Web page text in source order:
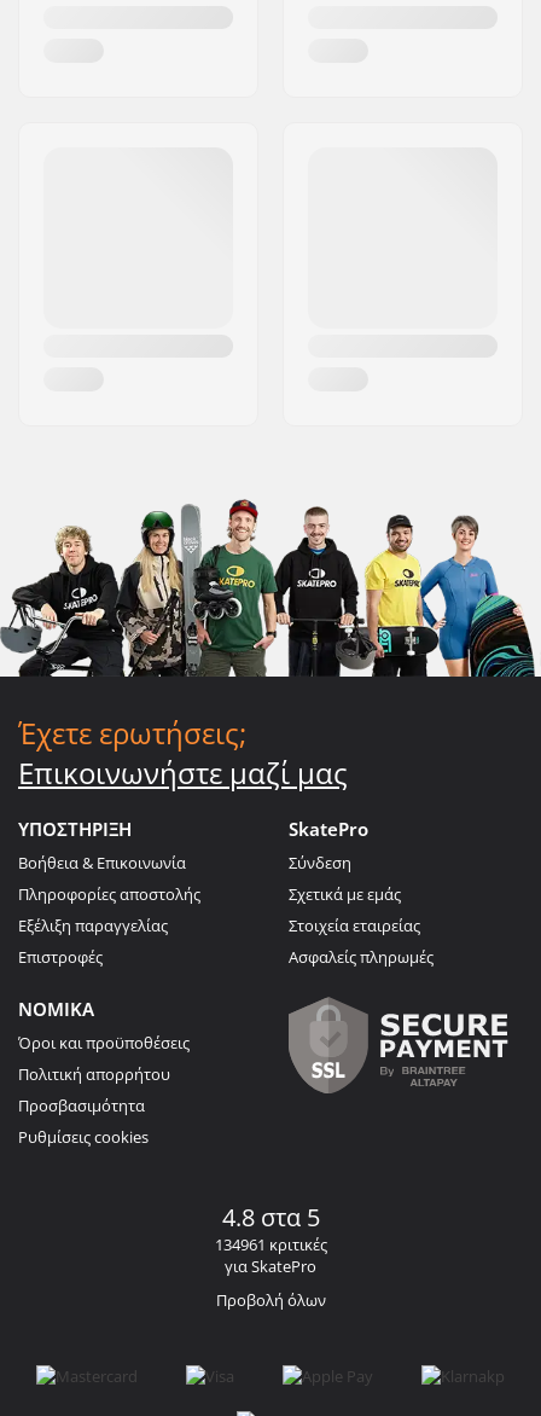
Έχετε ερωτήσεις;
Επικοινωνήστε μαζί μας
ΥΠΟΣΤΗΡΙΞΗ
Βοήθεια & Επικοινωνία
Πληροφορίες αποστολής
Εξέλιξη παραγγελίας
Επιστροφές
SkatePro
Σύνδεση
Σχετικά με εμάς
Στοιχεία εταιρείας
Ασφαλείς πληρωμές
ΝΟΜΙΚΑ
Όροι και προϋποθέσεις
Πολιτική απορρήτου
Προσβασιμότητα
Ρυθμίσεις cookies
4.8 στα 5
134961 κριτικές
για SkatePro
Προβολή όλων